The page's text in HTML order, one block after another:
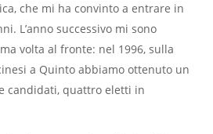
che mi ha convinto a entrare in
L’anno successivo mi sono
volta al fronte: nel 1996, sulla
a Quinto abbiamo ottenuto un
candidati, quattro eletti in